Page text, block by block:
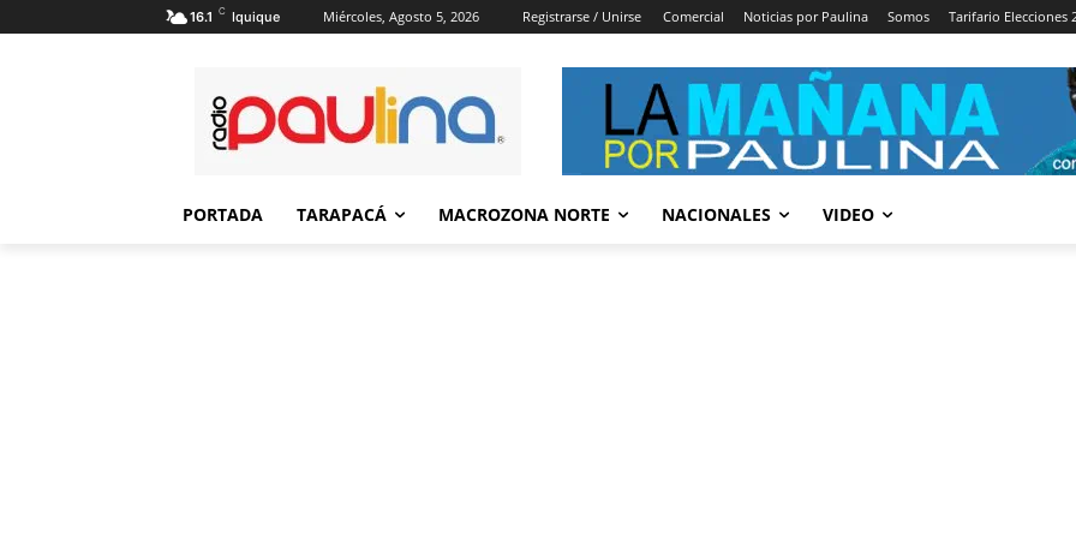
16.1 C Iquique Miércoles, Agosto 5, 2026 Registrarse / Unirse Comercial Noticias por Paulina Somos Tarifario Elecciones
PORTADA TARAPACÁ MACROZONA NORTE NACIONALES VIDEO